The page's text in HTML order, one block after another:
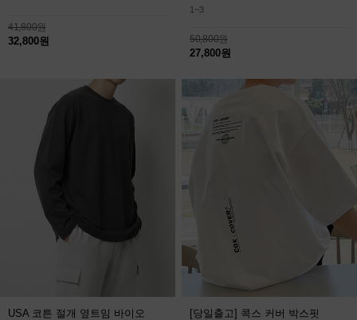
41,800원
32,800원
1~3
50,800원
27,800원
USA 코튼 절개 옆트임 바이오
[당일출고] 콕스 커버 박스핏